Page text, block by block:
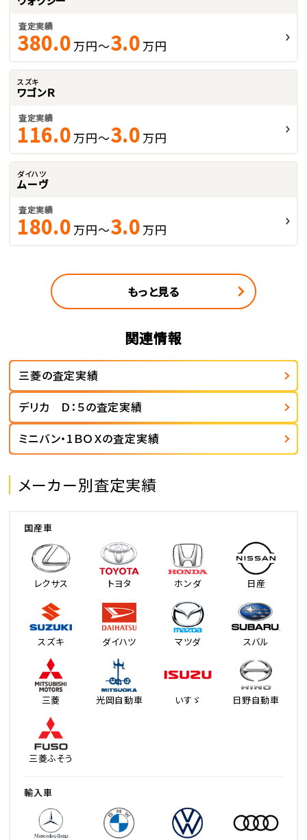
査定実績
380.0 万円～3.0 万円
スズキ
ワゴンＲ
査定実績
116.0 万円～3.0 万円
ダイハツ
ムーヴ
査定実績
180.0 万円～3.0 万円
もっと見る
関連情報
三菱の査定実績
デリカ Ｄ：５の査定実績
ミニバン・1ＢＯＸの査定実績
メーカー別査定実績
国産車
レクサス トヨタ ホンダ 日産
スズキ ダイハツ マツダ スバル
三菱 光岡自動車 いすゞ 日野自動車
三菱ふそう
輸入車